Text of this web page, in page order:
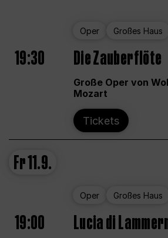
Oper Großes Haus
19:30 Die Zauberflöte
Große Oper von
Mozart
Tickets
Fr11.9.
Oper Großes Haus
19:00 Lucia di